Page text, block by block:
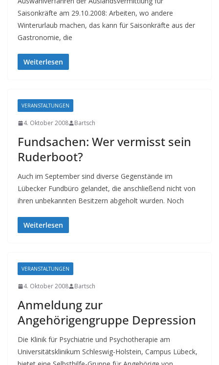
Saisonkräfte am 29.10.2008: Arbeiten, wo andere
Winterurlaub machen, das kann für Saisonkräfte aus der
Gastronomie, die
Weiterlesen
VERANSTALTUNGEN
4. Oktober 2008 Bartsch
Fundsachen: Wer vermisst sein
Ruderboot?
Auch im September sind diverse Gegenstände im
Lübecker Fundbüro gelandet, die anschließend nicht von
ihren unbekannten Besitzern abgeholt wurden. Noch
Weiterlesen
VERANSTALTUNGEN
4. Oktober 2008 Bartsch
Anmeldung zur
Angehörigengruppe Depression
Die Klinik für Psychiatrie und Psychotherapie am
Universitätsklinikum Schleswig-Holstein, Campus Lübeck,